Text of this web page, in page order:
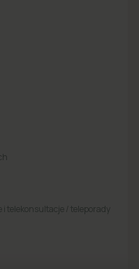
telekonsultacje / teleporady